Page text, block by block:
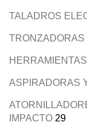
TALADROS
TRONZADORAS
ASPIRADORAS
IMPACTO 29